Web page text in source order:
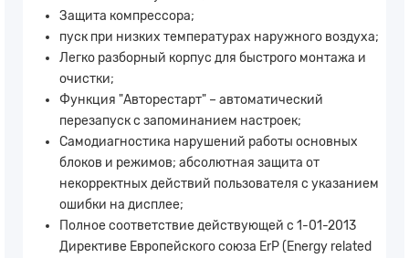
Защита компрессора;
пуск при низких температурах наружного воздуха;
Легко разборный корпус для быстрого монтажа и
очистки;
Функция "Авторестарт" – автоматический
перезапуск с запоминанием настроек;
Самодиагностика нарушений работы основных
блоков и режимов; абсолютная защита от
некорректных действий пользователя с указанием
ошибки на дисплее;
Полное соответствие действующей с 1-01-2013
Директиве Европейского союза ErP (Energy related